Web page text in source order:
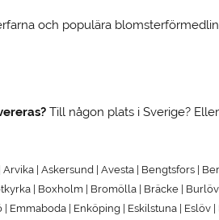
och populära
Till någon plats i Sverige?
| Askersund | Avesta | Bengtsfors |
| Boxholm | Bromölla | Bräcke | Burlöv
| Enköping | Eskilstuna | Eslöv |